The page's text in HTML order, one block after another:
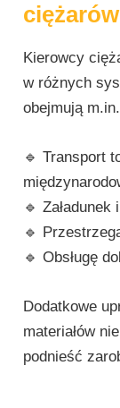
Kierowcy
w różnych
obejmują
🔹 Transport
🔹 Załadunek
🔹
🔹 Obsługę
Dodatkowe
materiałów
podnieść